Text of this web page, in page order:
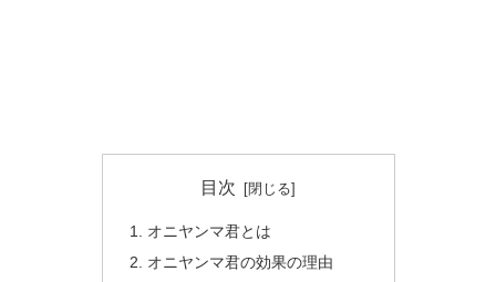
目次
オニヤンマ君とは
オニヤンマ君の効果の理由